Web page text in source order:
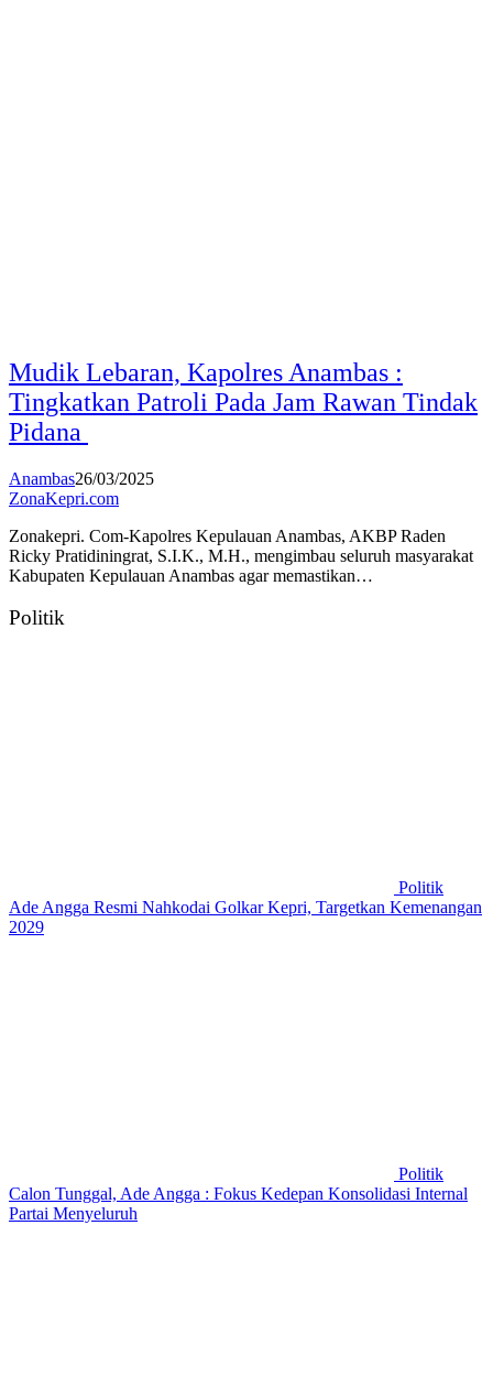
Mudik Lebaran, Kapolres Anambas :
Tingkatkan Patroli Pada Jam Rawan Tindak
Pidana
Anambas26/03/2025
ZonaKepri.com
Zonakepri. Com-Kapolres Kepulauan Anambas, AKBP Raden
Ricky Pratidiningrat, S.I.K., M.H., mengimbau seluruh masyarakat
Kabupaten Kepulauan Anambas agar memastikan…
Politik
Politik
Ade Angga Resmi Nahkodai Golkar Kepri, Targetkan Kemenangan
2029
Politik
Calon Tunggal, Ade Angga : Fokus Kedepan Konsolidasi Internal
Partai Menyeluruh